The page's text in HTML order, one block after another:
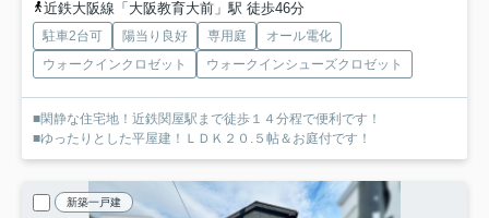
近鉄大阪線「大阪教育大前」駅 徒歩46分
駐車2台可 陽当り良好 専用庭
オール電化
ウォークインクロゼット
ウォークインシューズクロゼット
■閑静な住宅地！近鉄関屋駅まで徒歩１４分程で便利です！
■ゆったりとした平屋建！ＬＤＫ２０.５帖＆お庭付です！
新築一戸建